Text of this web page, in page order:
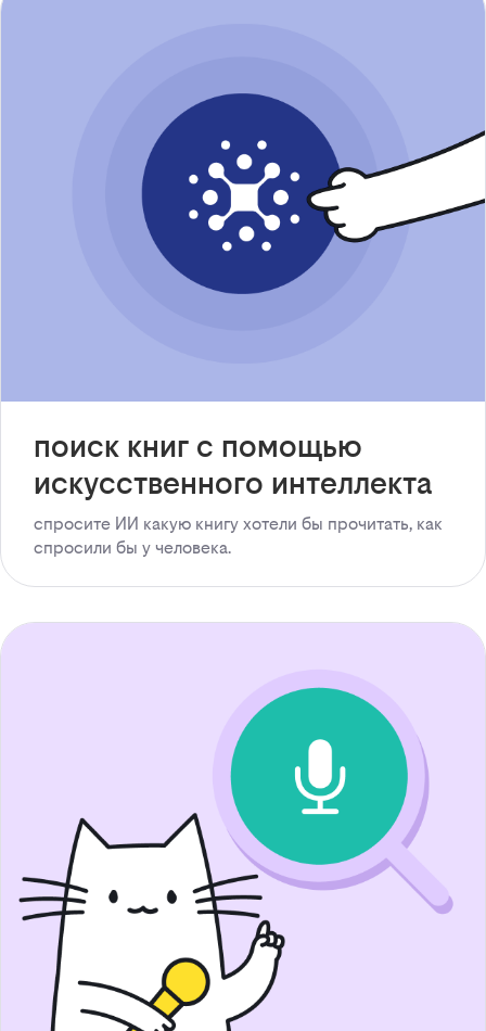
поиск книг с помощью
искусственного интеллекта
спросите ИИ какую книгу хотели бы прочитать, как
спросили бы у человека.